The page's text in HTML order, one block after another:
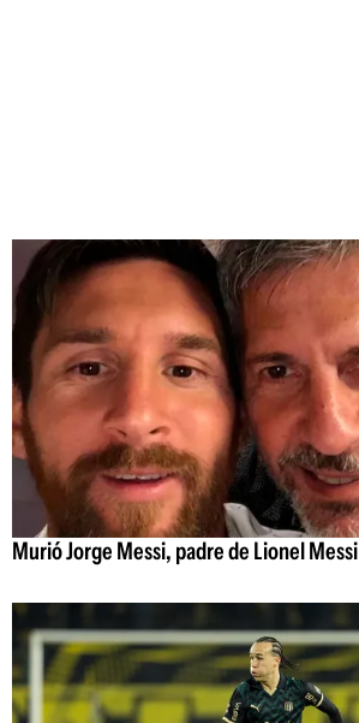
Murió Jorge Messi, padre de Lionel Messi